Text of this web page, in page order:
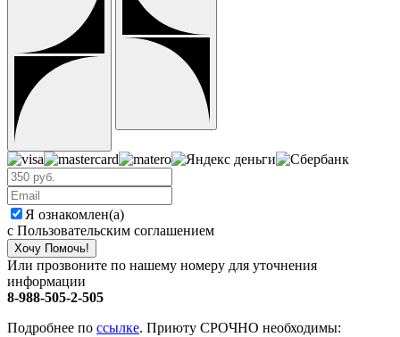
Я ознакомлен(а)
с Пользовательским соглашением
Хочу Помочь!
Или прозвоните по нашему номеру для уточнения
информации
8-988-505-2-505
Подробнее по ссылке. Приюту СРОЧНО необходимы: